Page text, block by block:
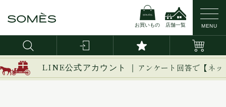
お買いもの 店舗一覧 MENU
LINE公式アカウント ｜ アンケート回答で【ネ
新作
ブライドルレザー
イージー
イノベーション